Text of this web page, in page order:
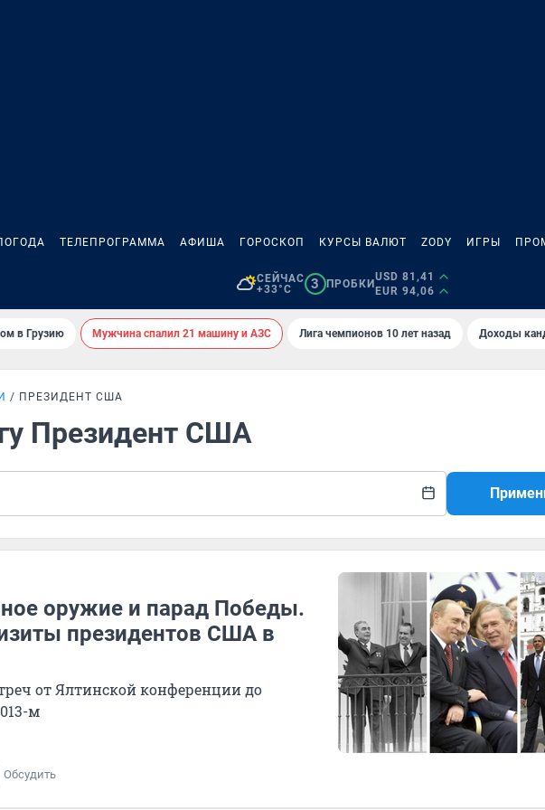
ТЕЛЕПРОГРАММА АФИША ГОРОСКОП КУРСЫ ВАЛЮТ ZODY ИГРЫ
СЕЙЧАС
+33°C
3 ПРОБКИ
USD 81,41
EUR 94,06
в Грузию Мужчина спалил 21 машину и АЗС Лига чемпионов 10 лет назад Доходы
ПРЕЗИДЕНТ США
Президент США
оружие и парад Победы.
президентов США в
от Ялтинской конференции до
м
Обсудить